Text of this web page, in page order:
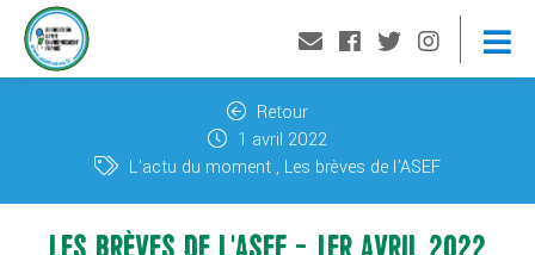
Retour
1 avril 2022
L'actu du moment Les brèves de l'ASEF